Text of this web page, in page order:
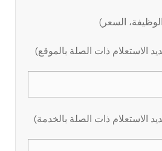
السعر)
الاستعلام ذات الصلة بالموقع)
الاستعلام ذات الصلة بالخدمة)